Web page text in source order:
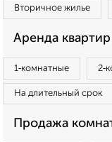
Вторичное жилье
Аренда
1‑комнатные
На длительный срок
Продажа